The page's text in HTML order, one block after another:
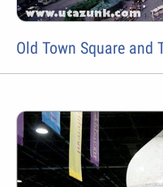
Old Town Square and